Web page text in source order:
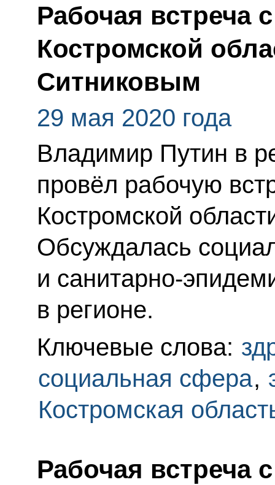
Рабочая встреча
Костромской
Ситниковым
29 мая 2020 года
Владимир Путин в
провёл рабочую
Костромской
Обсуждалась
и санитарно-
в регионе.
Ключевые слова:
социальная сфера,
Костромская
Рабочая встреча